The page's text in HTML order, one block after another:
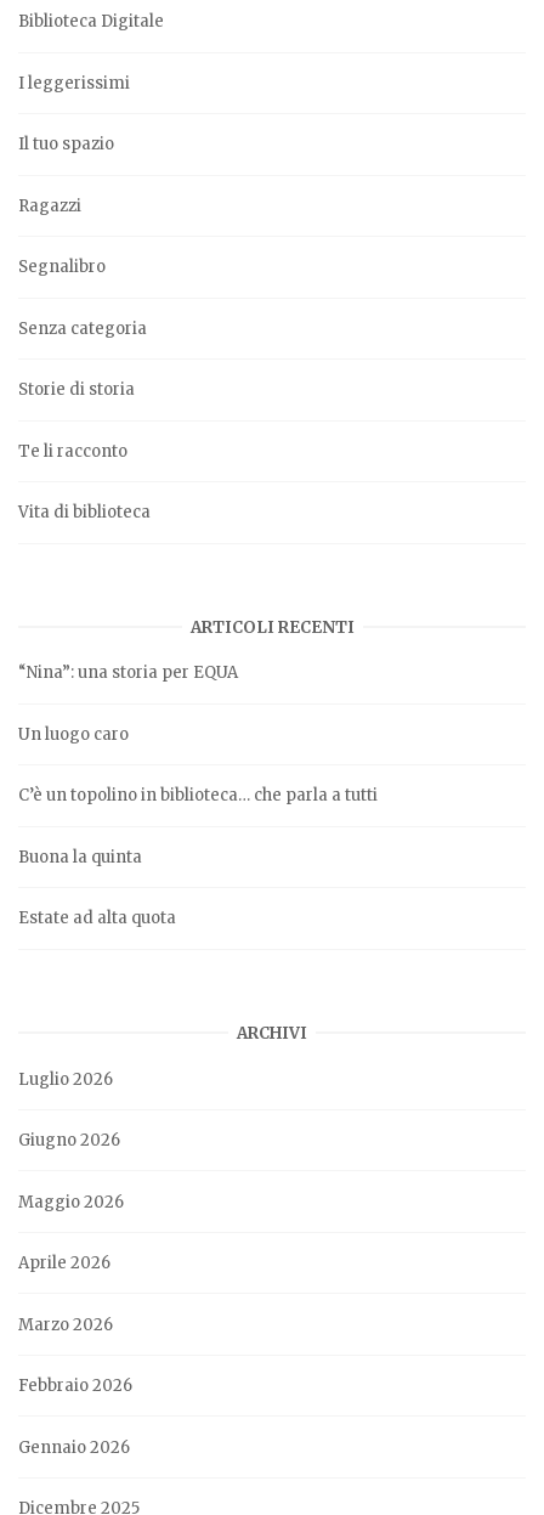
Biblioteca Digitale
I leggerissimi
Il tuo spazio
Ragazzi
Segnalibro
Senza categoria
Storie di storia
Te li racconto
Vita di biblioteca
ARTICOLI RECENTI
“Nina”: una storia per EQUA
Un luogo caro
C’è un topolino in biblioteca… che parla a tutti
Buona la quinta
Estate ad alta quota
ARCHIVI
Luglio 2026
Giugno 2026
Maggio 2026
Aprile 2026
Marzo 2026
Febbraio 2026
Gennaio 2026
Dicembre 2025